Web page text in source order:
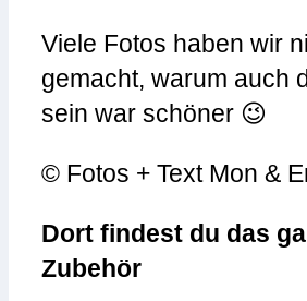
Viele Fotos haben wir
gemacht, warum auch
sein war schöner 😉
© Fotos + Text Mon &
Dort findest du das
Zubehör